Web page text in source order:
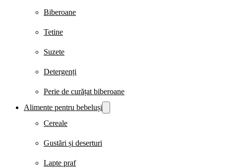
Biberoane
Tetine
Suzete
Detergenți
Perie de curățat biberoane
Alimente pentru bebeluși
Cereale
Gustări și deserturi
Lapte praf